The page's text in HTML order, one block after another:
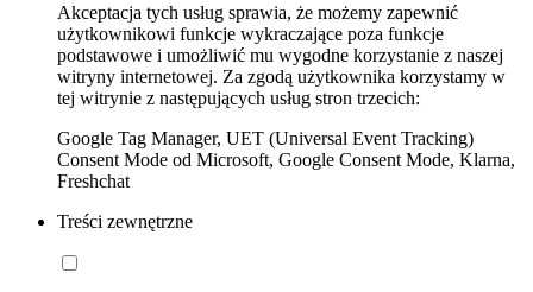
Akceptacja tych usług sprawia, że możemy zapewnić
użytkownikowi funkcje wykraczające poza funkcje
podstawowe i umożliwić mu wygodne korzystanie z naszej
witryny internetowej. Za zgodą użytkownika korzystamy w
tej witrynie z następujących usług stron trzecich:
Google Tag Manager, UET (Universal Event Tracking)
Consent Mode od Microsoft, Google Consent Mode, Klarna,
Freshchat
Treści zewnętrzne